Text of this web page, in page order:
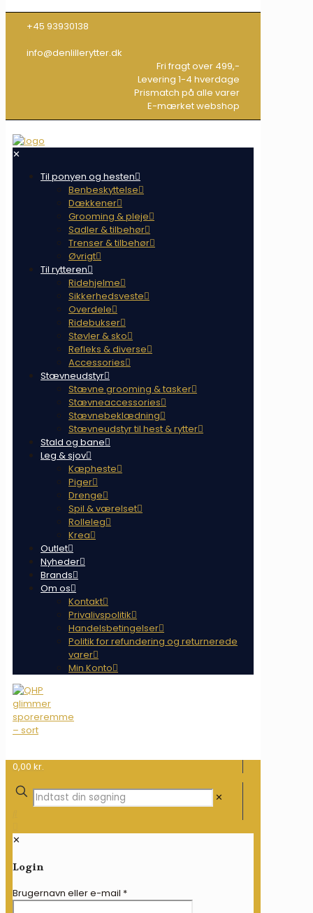
+45 93930138
info@denlillerytter.dk
Fri fragt over 499,-
Levering 1-4 hverdage
Prismatch på alle varer
E-mærket webshop
✕
Til ponyen og hesten
Benbeskyttelse
Dækkener
Grooming & pleje
Sadler & tilbehør
Trenser & tilbehør
Øvrigt
Til rytteren
Ridehjelme
Sikkerhedsveste
Overdele
Ridebukser
Støvler & sko
Refleks & diverse
Accessories
Stævneudstyr
Stævne grooming & tasker
Stævneaccessories
Stævnebeklædning
Stævneudstyr til hest & rytter
Stald og bane
Leg & sjov
Kæpheste
Piger
Drenge
Spil & værelset
Rolleleg
Krea
Outlet
Nyheder
Brands
Om os
Kontakt
Privalivspolitik
Handelsbetingelser
Politik for refundering og returnerede
varer
Min Konto
0,00 kr.
✕
✕
Login
Brugernavn eller e-mail *